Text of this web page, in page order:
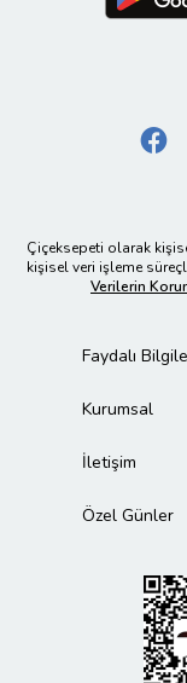
Çiçeksepeti olarak
kişisel veri işleme
Verilerin
Faydalı
Kurumsal
İletişim
Özel Günler